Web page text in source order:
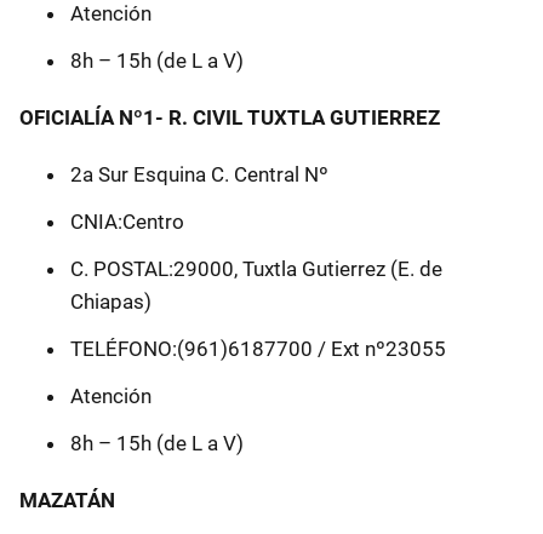
Atención
8h – 15h (de L a V)
OFICIALÍA Nº1- R. CIVIL TUXTLA GUTIERREZ
2a Sur Esquina C. Central Nº
CNIA:Centro
C. POSTAL:29000, Tuxtla Gutierrez (E. de
Chiapas)
TELÉFONO:(961)6187700 / Ext nº23055
Atención
8h – 15h (de L a V)
MAZATÁN